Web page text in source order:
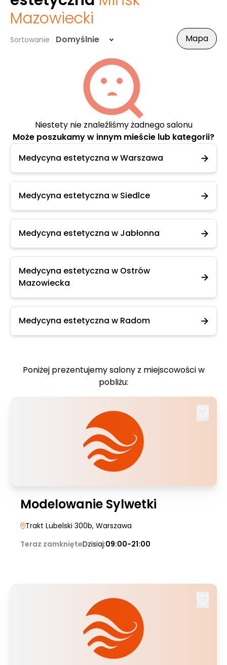
Mazowiecki
Sortowanie Domyślnie Mapa
Niestety nie znaleźliśmy żadnego salonu
Może poszukamy w innym mieście lub kategorii?
Medycyna estetyczna w Warszawa
Medycyna estetyczna w Siedlce
Medycyna estetyczna w Jabłonna
Medycyna estetyczna w Ostrów
Mazowiecka
Medycyna estetyczna w Radom
Poniżej prezentujemy salony z miejscowości w
pobliżu:
Modelowanie Sylwetki
Trakt Lubelski 300b, Warszawa
Teraz zamknięteDzisiaj:09:00-21:00